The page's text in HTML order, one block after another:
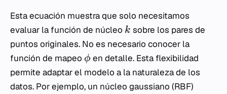
Esta ecuación muestra que solo necesitamos
evaluar la función de núcleo k sobre los pares de
puntos originales. No es necesario conocer la
función de mapeo ϕ en detalle. Esta flexibilidad
permite adaptar el modelo a la naturaleza de los
datos. Por ejemplo, un núcleo gaussiano (RBF)